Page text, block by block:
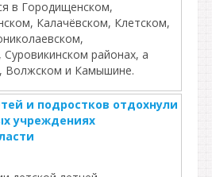
в Городищенском,
Калачёвском, Клетском,
районах, а
Волжском и Камышине.
и подростков отдохнули
учреждениях